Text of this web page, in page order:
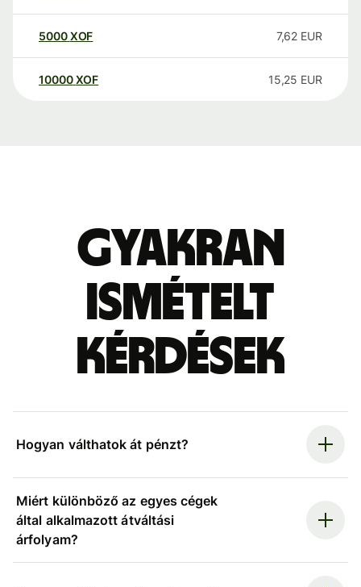
5000XOF 7,62 EUR
10000 XOF 15,25 EUR
Gyakran
ismételt
kérdések
Hogyan válthatok át pénzt?
Miért különböző az egyes cégek
által alkalmazott átváltási
árfolyam?